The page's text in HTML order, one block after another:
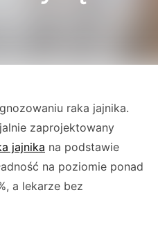
raka jajnika.
zaprojektowany
jajnika na podstawie
na poziomie ponad
a lekarze bez